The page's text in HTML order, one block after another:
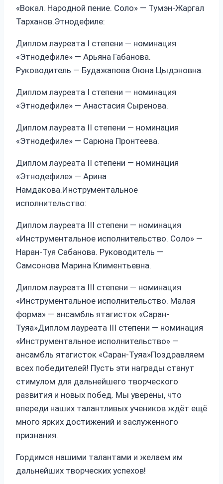
«Вокал. Народной пение. Соло» — Тумэн-Жаргал
Тарханов.Этнодефиле:
Диплом лауреата I степени — номинация
«Этнодефиле» — Арьяна Габанова.
Руководитель — Будажапова Оюна Цыдэновна.
Диплом лауреата I степени — номинация
«Этнодефиле» — Анастасия Сыренова.
Диплом лауреата II степени — номинация
«Этнодефиле» — Сарюна Пронтеева.
Диплом лауреата II степени — номинация
«Этнодефиле» — Арина
Намдакова.Инструментальное
исполнительство:
Диплом лауреата III степени — номинация
«Инструментальное исполнительство. Соло» —
Наран-Туя Сабанова. Руководитель —
Самсонова Марина Климентьевна.
Диплом лауреата III степени — номинация
«Инструментальное исполнительство. Малая
форма» — ансамбль ятагисток «Саран-
Туяа»Диплом лауреата III степени — номинация
«Инструментальное исполнительство» —
ансамбль ятагисток «Саран-Туяа»Поздравляем
всех победителей! Пусть эти награды станут
стимулом для дальнейшего творческого
развития и новых побед. Мы уверены, что
впереди наших талантливых учеников ждёт ещё
много ярких достижений и заслуженного
признания.
Гордимся нашими талантами и желаем им
дальнейших творческих успехов!